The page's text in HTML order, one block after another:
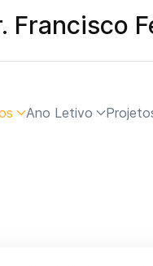
Francisco
Ano Letivo